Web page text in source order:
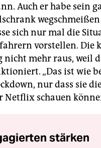
Auch er habe sein
sich nur mal die
vorstellen. Die
nicht mehr raus, weil
„Das ist wie
nur dass sie
Netflix schauen
stärken